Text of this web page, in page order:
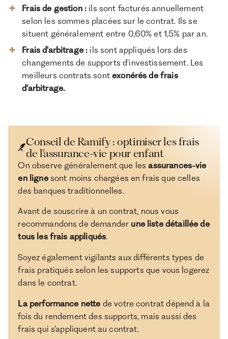
Frais de gestion : ils sont facturés annuellement
selon les sommes placées sur le contrat. Ils se
situent généralement entre 0,60% et 1,5% par an.
Frais d'arbitrage : ils sont appliqués lors des
changements de supports d'investissement. Les
meilleurs contrats sontexonérés de frais
d’arbitrage.
Conseil de Ramify : optimiser les frais
de l’assurance-vie pour enfant
On observe généralement que lesassurances-vie
en lignesont moins chargées en frais que celles
des banques traditionnelles.
Avant de souscrire à un contrat, nous vous
recommandons de demander une liste détaillée de
tous les frais appliqués.
Soyez également vigilants aux différents types de
frais pratiqués selon les supports que vous logerez
dans le contrat.
La performance nette de votre contrat dépend à la
fois du rendement des supports, mais aussi des
frais qui s'appliquent au contrat.